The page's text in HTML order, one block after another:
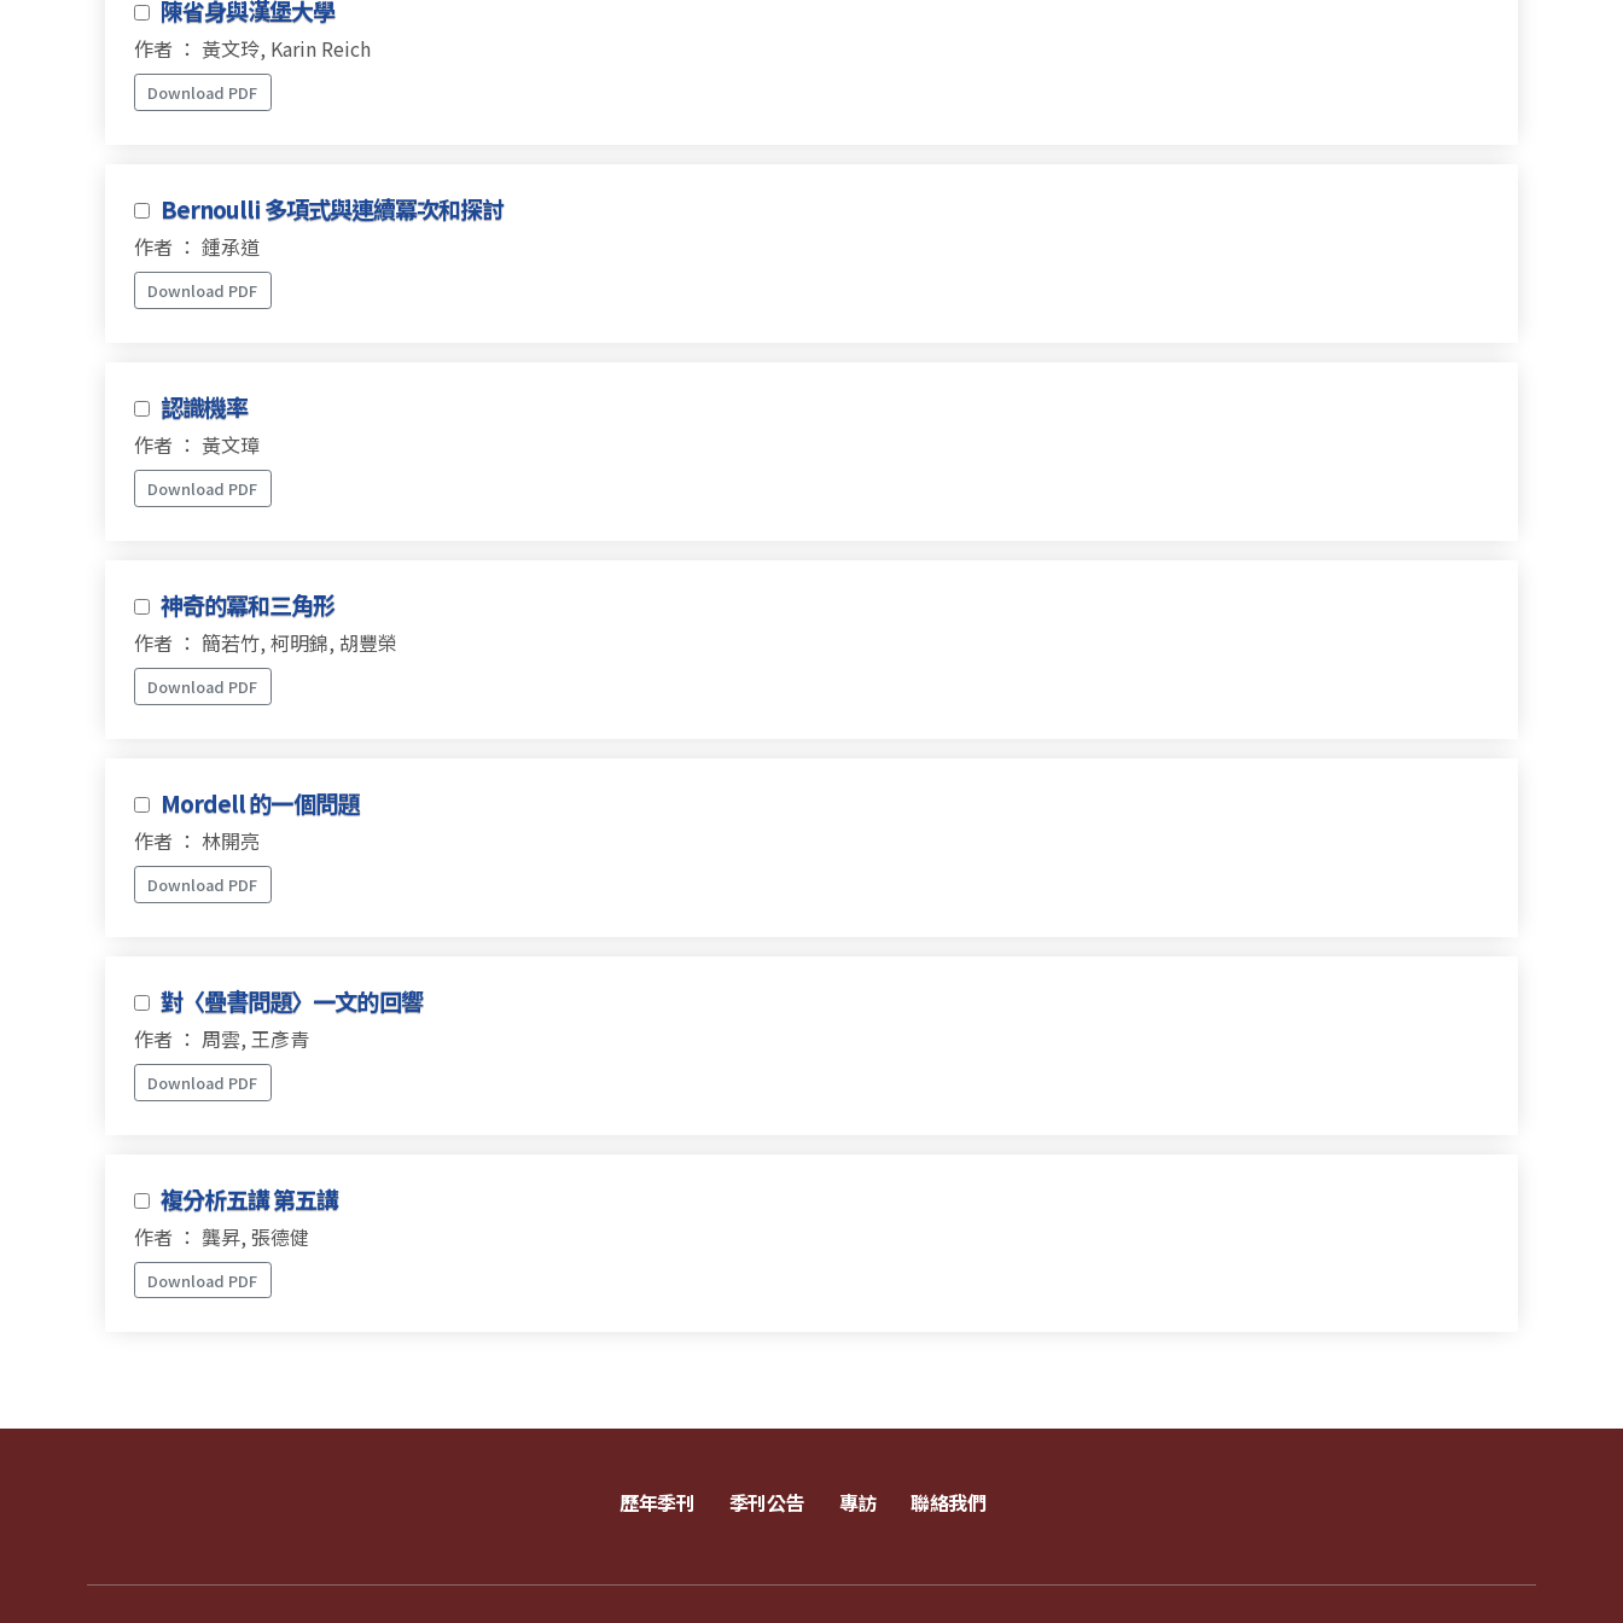
陳省身與漢堡大學
作者 ： 黃文玲, Karin Reich
Download PDF
Bernoulli 多項式與連續冪次和探討
作者 ： 鍾承道
Download PDF
認識機率
作者 ： 黃文璋
Download PDF
神奇的冪和三角形
作者 ： 簡若竹, 柯明錦, 胡豐榮
Download PDF
Mordell 的一個問題
作者 ： 林開亮
Download PDF
對〈疊書問題〉一文的回響
作者 ： 周雲, 王彥青
Download PDF
複分析五講 第五講
作者 ： 龔昇, 張德健
Download PDF
歷年季刊 季刊公告 專訪 聯絡我們